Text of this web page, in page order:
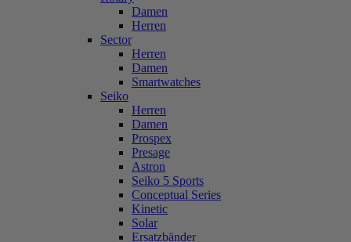
Damen
Herren
Sector
Herren
Damen
Smartwatches
Seiko
Herren
Damen
Prospex
Presage
Astron
Seiko 5 Sports
Conceptual Series
Kinetic
Solar
Ersatzbänder